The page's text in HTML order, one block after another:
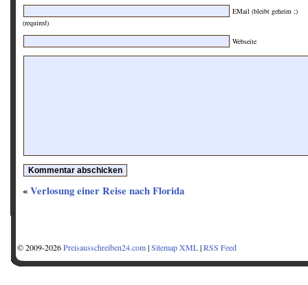
EMail (bleibt geheim ;)
(required)
Webseite
«Verlosung einer Reise nach Florida
© 2009-2026Preisausschreiben24.com|Sitemap XML|RSS Feed